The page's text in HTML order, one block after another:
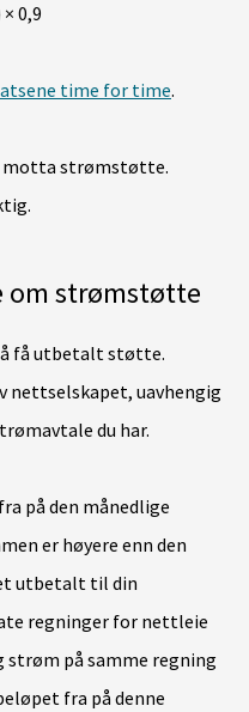
0,9
time for time.
motta strømstøtte.
om strømstøtte
å få utbetalt støtte.
uavhengig
du har.
på den månedlige
er høyere enn den
utbetalt til din
regninger for nettleie
strøm på samme regning
fra på denne